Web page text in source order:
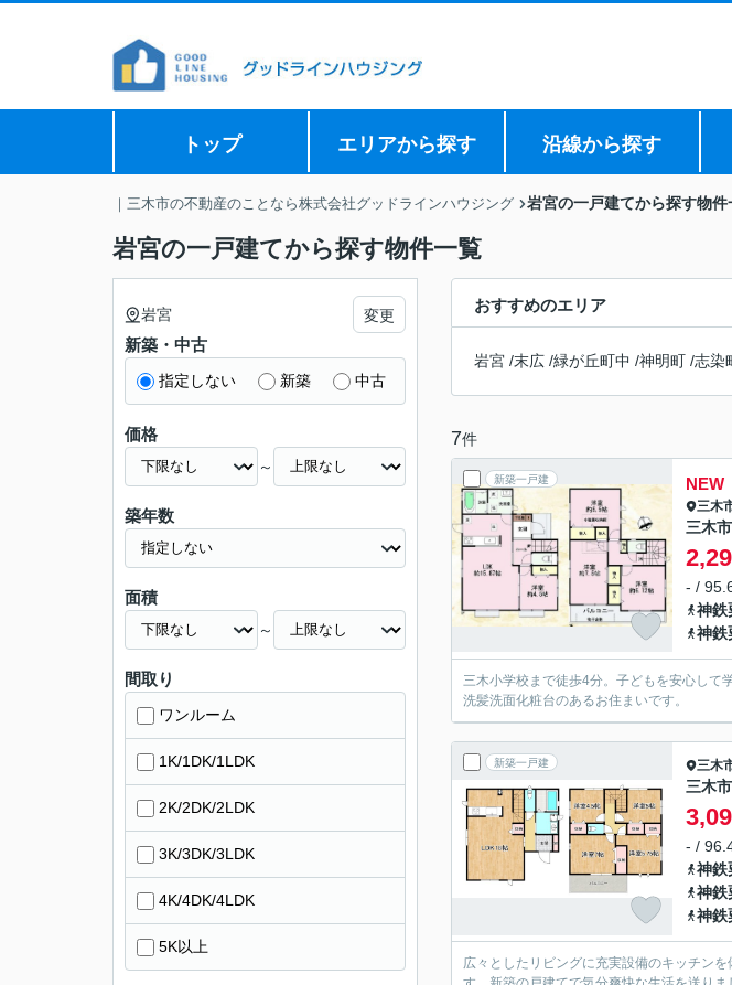
トップ エリアから探す 沿線から探す
｜三木市の不動産のことなら株式会社グッドラインハウジング 岩宮の一戸建てから探す物件
岩宮の一戸建てから探す物件一覧
おすすめのエリア
岩宮 /末広 /緑が丘町中 /神明町 /志染
7件
新築一戸建 NEW
三木
三木
- /
神鉄
神鉄
三木小学校まで徒歩4分。子どもを安心して
洗髪洗面化粧台のあるお住まいです。
新築一戸建 三木
三木
- /
神鉄
神鉄
神鉄
広々としたリビングに充実設備のキッチン
岩宮 変更
新築・中古
指定しない 新築 中古
価格
～
築年数
面積
～
間取り
ワンルーム
1K/1DK/1LDK
2K/2DK/2LDK
3K/3DK/3LDK
4K/4DK/4LDK
5K以上